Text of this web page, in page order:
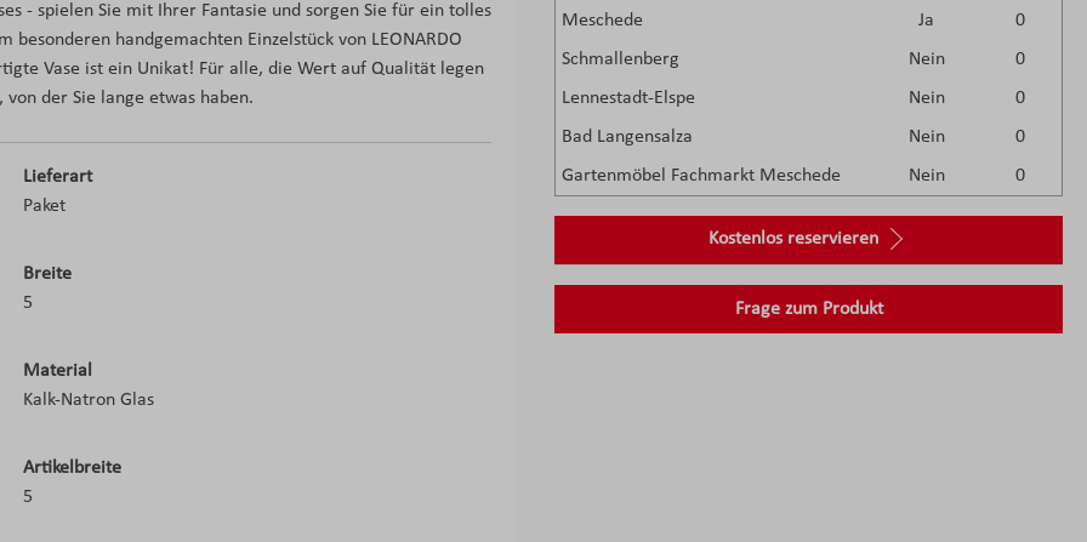
Meschede
Ja
0
Schmallenberg
Nein
0
Lennestadt-Elspe
Nein
0
Bad Langensalza
Nein
0
Gartenmöbel Fachmarkt Meschede
Nein 0
Kostenlos reservieren
Frage zum Produkt
- spielen Sie mit Ihrer Fantasie und sorgen Sie für ein tolles
handgemachten Einzelstück von LEONARDO
Vase ist ein Unikat! Für alle, die Wert auf Qualität legen
der Sie lange etwas haben.
Lieferart
Paket
Breite
5
Material
Kalk-Natron Glas
Artikelbreite
5